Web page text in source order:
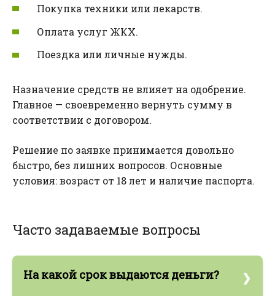
Покупка техники или лекарств.
Оплата услуг ЖКХ.
Поездка или личные нужды.
Назначение средств не влияет на одобрение.
Главное — своевременно вернуть сумму в
соответствии с договором.
Решение по заявке принимается довольно
быстро, без лишних вопросов. Основные
условия: возраст от 18 лет и наличие паспорта.
Часто задаваемые вопросы
На какой срок выдаются деньги?